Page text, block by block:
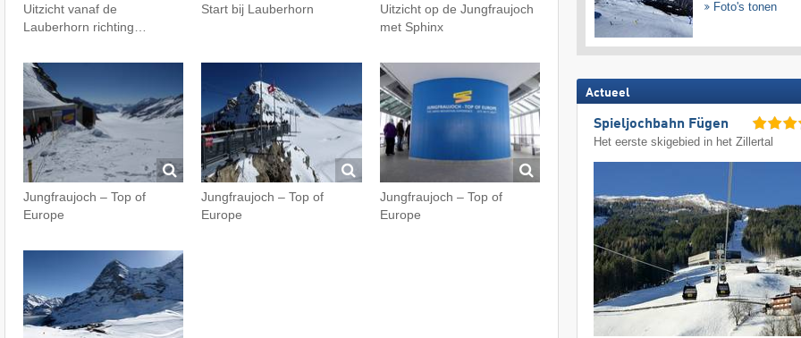
Uitzicht vanaf de
Lauberhorn richting…
Start bij Lauberhorn
Uitzicht op de Jungfraujoch
met Sphinx
Jungfraujoch – Top of
Europe
Jungfraujoch – Top of
Europe
Jungfraujoch – Top of
Europe
Foto's tonen
Actueel
Spieljochbahn Fügen
Het eerste skigebied in het Zillertal